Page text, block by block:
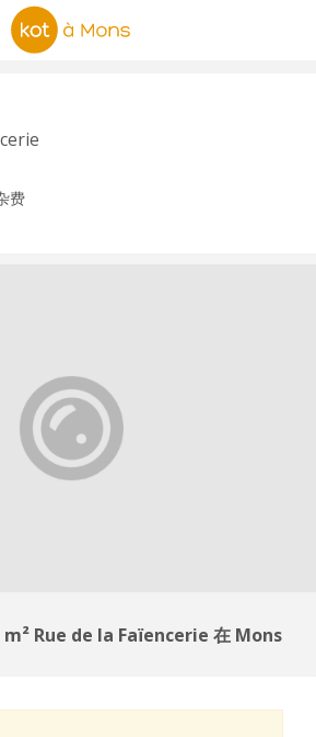
费
m² Rue de la Faïencerie 在 Mons